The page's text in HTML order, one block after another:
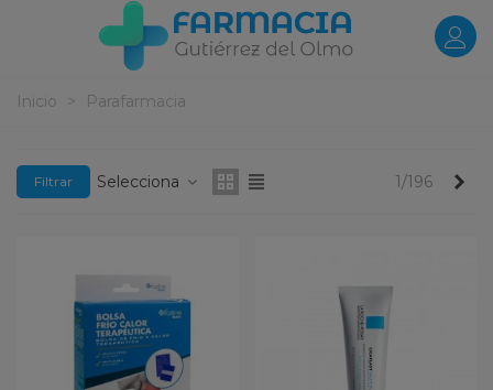
Inicio > Parafarmacia
Filtrar Selecciona 1/196